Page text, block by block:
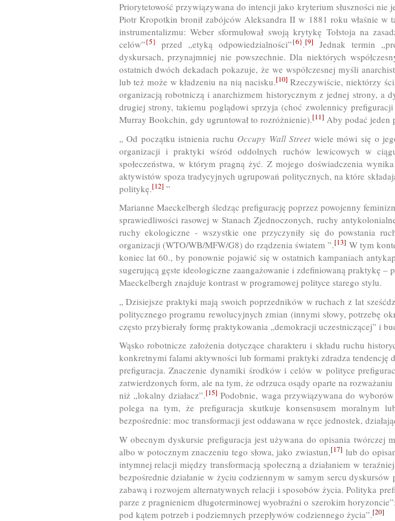
Priorytetowość przywiązywana do intencji jako kryterium słuszności
Piotr Kropotkin bronił zabójców Aleksandra II w 1881 roku właśnie w
instrumentalizmu: Weber sformułował swoją krytykę Tołstoja na
celów”{5} przed „etyką odpowiedzialności”{6}.[9]
Jednak termin
dyskursach, przynajmniej nie powszechnie. Dla niektórych
ostatnich dwóch dekadach pokazuje, że we współczesnej myśli
lub też może w kładzeniu na nią nacisku.[10] Rzeczywiście, niektórzy
organizacją robotniczą i anarchizmem historycznym z jednej strony, a
drugiej strony, takiemu poglądowi sprzyja (choć zwolennicy
Murray Bookchin, gdy ugruntował to rozróżnienie).[11] Aby podać jeden
„ Od początku istnienia ruchu Occupy Wall Streetwiele mówi się o
organizacji i praktyki wśród oddolnych ruchów lewicowych w
społeczeństwa, w którym pragną żyć. Z mojego doświadczenia
aktywistów spoza tradycyjnych ugrupowań politycznych, na które
politykę.[12] ”
Marianne Maeckelbergh śledząc prefigurację poprzez powojenny
sprawiedliwości rasowej w Stanach Zjednoczonych, ruchy
ruchy ekologiczne - wszystkie one przyczyniły się do powstania
organizacji (WTO/WB/MFW/G8) do rządzenia światem ”.[13] W tym
koniec lat 60., by ponownie pojawić się w ostatnich kampaniach
sugerującą gęste ideologiczne zaangażowanie i zdefiniowaną praktykę
Maeckelbergh znajduje kontrast w programowej polityce starego stylu.
„ Dzisiejsze praktyki mają swoich poprzedników w ruchach z lat
politycznego programu rewolucyjnych zmian (innymi słowy, potrzebę
często przybierały formę praktykowania „demokracji uczestniczącej” i
Wąsko robotnicze założenia dotyczące charakteru i składu ruchu
konkretnymi falami aktywności lub formami praktyki zdradza tendencję
prefiguracja. Znaczenie dynamiki środków i celów w polityce
zatwierdzonych form, ale na tym, że odrzuca osądy oparte na
niż „lokalny działacz”.[15] Podobnie, waga przywiązywana do
polega na tym, że prefiguracja skutkuje konsensusem moralnym
bezpośrednie: moc transformacji jest oddawana w ręce jednostek,
W obecnym dyskursie prefiguracja jest używana do opisania twórczej
albo w potocznym znaczeniu tego słowa, jako zwiastun,[17] lub do
intymnej relacji między transformacją społeczną a działaniem w
bezpośrednie działanie w życiu codziennym w samym sercu dyskursów
zabawą i rozwojem alternatywnych relacji i sposobów życia. Polityka
parze z pragnieniem długoterminowej wyobraźni o szerokim
pod kątem potrzeb i podziemnych przepływów codziennego życia”.[20]